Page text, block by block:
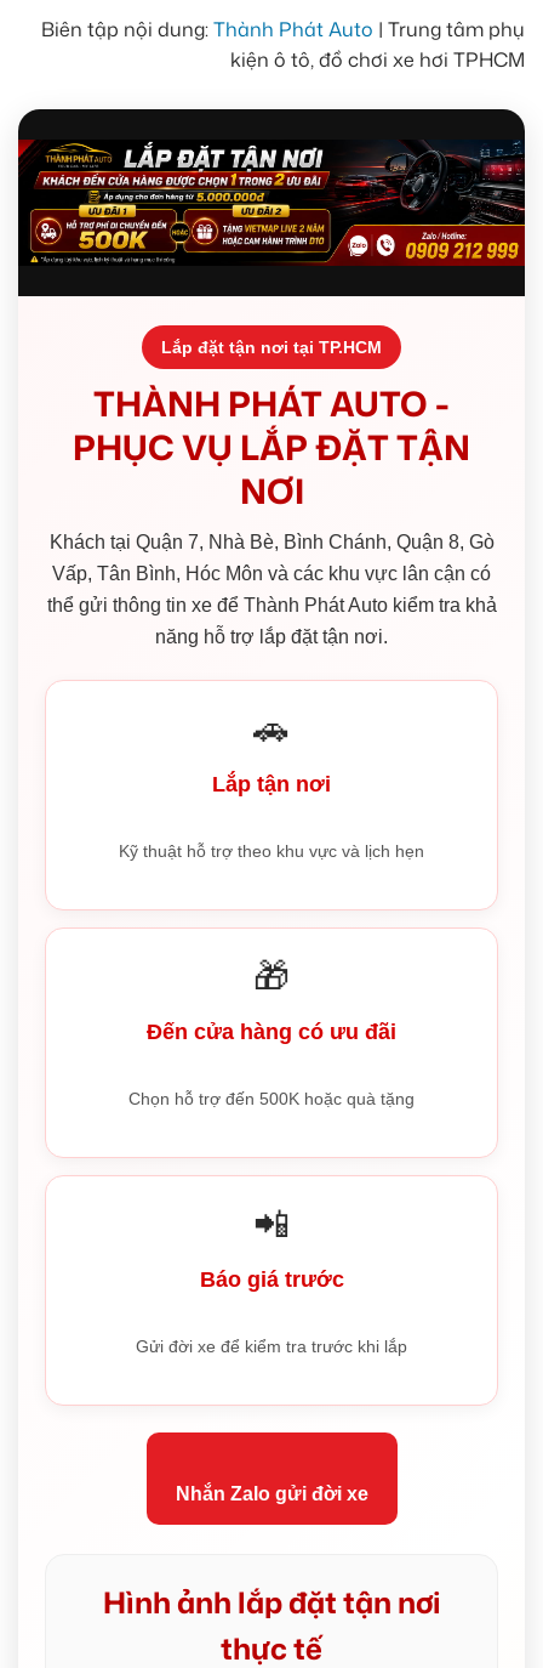
Biên tập nội dung:Thành Phát Auto | Trung tâm phụ
kiện ô tô, đồ chơi xe hơi TPHCM
Lắp đặt tận nơi tại TP.HCM
THÀNH PHÁT AUTO -
PHỤC VỤ LẮP ĐẶT TẬN
NƠI
Khách tại Quận 7, Nhà Bè, Bình Chánh, Quận 8, Gò
Vấp, Tân Bình, Hóc Môn và các khu vực lân cận có
thể gửi thông tin xe để Thành Phát Auto kiểm tra khả
năng hỗ trợ lắp đặt tận nơi.
🚗
Lắp tận nơi
Kỹ thuật hỗ trợ theo khu vực và lịch hẹn
🎁
Đến cửa hàng có ưu đãi
Chọn hỗ trợ đến 500K hoặc quà tặng
📲
Báo giá trước
Gửi đời xe để kiểm tra trước khi lắp
Nhắn Zalo gửi đời xe
Hình ảnh lắp đặt tận nơi
thực tế